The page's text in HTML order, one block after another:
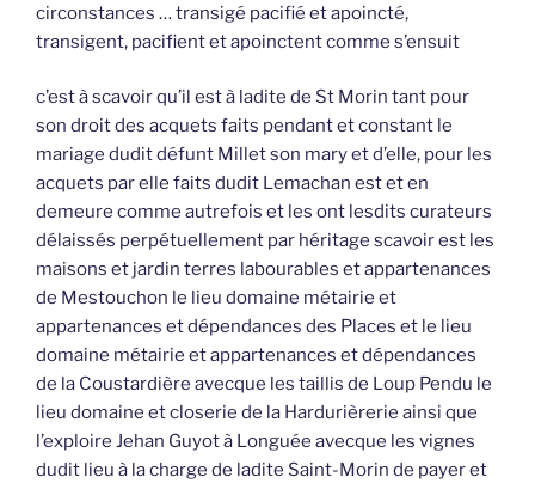
circonstances … transigé pacifié et apoincté,
transigent, pacifient et apoinctent comme s’ensuit
c’est à scavoir qu’il est à ladite de St Morin tant pour
son droit des acquets faits pendant et constant le
mariage dudit défunt Millet son mary et d’elle, pour les
acquets par elle faits dudit Lemachan est et en
demeure comme autrefois et les ont lesdits curateurs
délaissés perpétuellement par héritage scavoir est les
maisons et jardin terres labourables et appartenances
de Mestouchon le lieu domaine métairie et
appartenances et dépendances des Places et le lieu
domaine métairie et appartenances et dépendances
de la Coustardière avecque les taillis de Loup Pendu le
lieu domaine et closerie de la Hardurièrerie ainsi que
l’exploire Jehan Guyot à Longuée avecque les vignes
dudit lieu à la charge de ladite Saint-Morin de payer et